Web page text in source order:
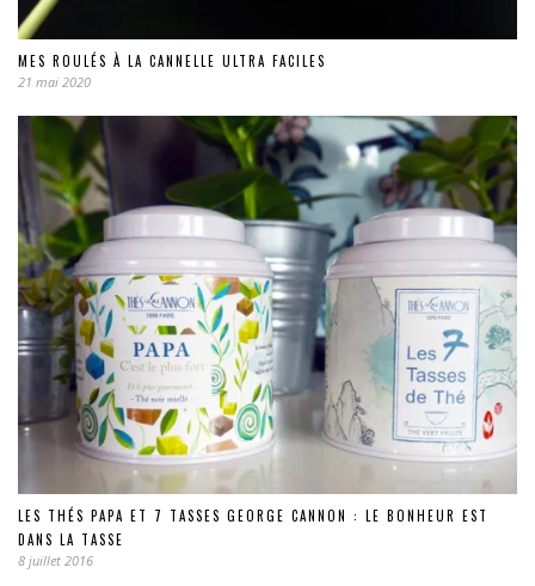
MES ROULÉS À LA CANNELLE ULTRA FACILES
21 mai 2020
LES THÉS PAPA ET 7 TASSES GEORGE CANNON : LE BONHEUR EST
DANS LA TASSE
8 juillet 2016